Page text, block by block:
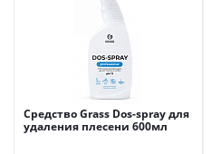
Средство Grass Dos-spray для
удаления плесени 600мл